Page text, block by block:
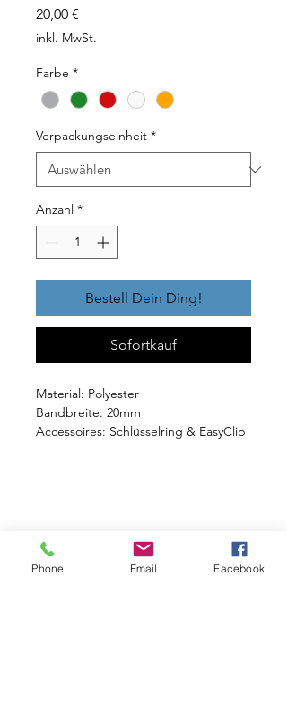
20,00 €
inkl. MwSt.
Farbe *
Verpackungseinheit *
Anzahl *
Bestell Dein Ding!
Sofortkauf
Material: Polyester
Bandbreite: 20mm
Accessoires: Schlüsselring & EasyClip
Phone Email Facebook